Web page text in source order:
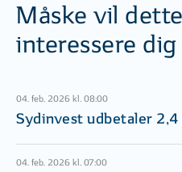
Måske vil
interessere dig
04. feb. 2026 kl. 08:00
Sydinvest udbetaler
04. feb. 2026 kl. 07:00